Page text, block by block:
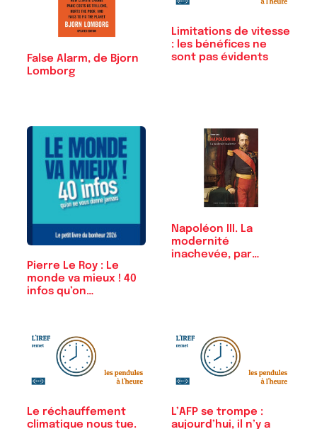
False Alarm, de Bjorn
Lomborg
Limitations de vitesse
: les bénéfices ne
sont pas évidents
Pierre Le Roy : Le
monde va mieux ! 40
infos qu’on…
Napoléon III. La
modernité
inachevée, par
Le réchauffement
climatique nous tue.
L’AFP se trompe :
aujourd’hui, il n’y a